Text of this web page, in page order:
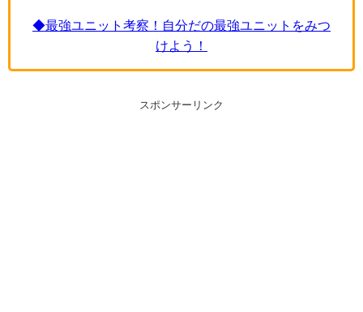
◆最強ユニット考察！自分だの最強ユニットをみつ
けよう！
スポンサーリンク